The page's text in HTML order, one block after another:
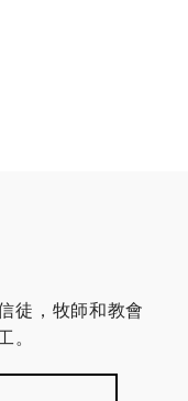
徒，牧師和教會
。